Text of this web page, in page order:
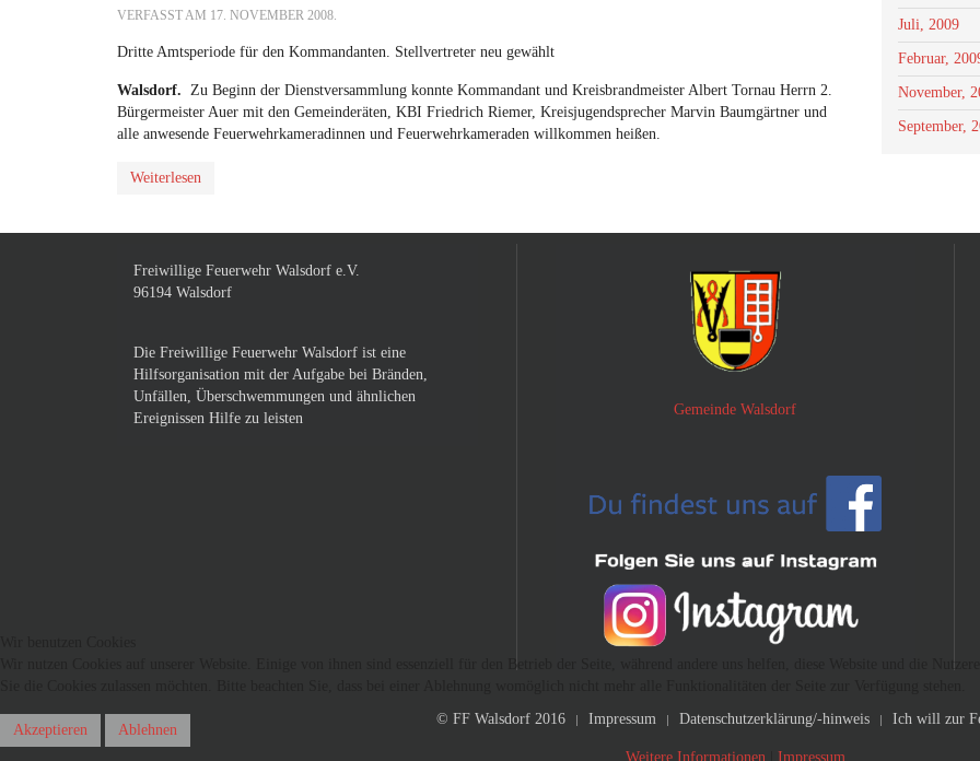
VERFASST AM 17. NOVEMBER 2008.
Dritte Amtsperiode für den Kommandanten. Stellvertreter neu gewählt
Walsdorf. Zu Beginn der Dienstversammlung konnte Kommandant und Kreisbrandmeister Albert Tornau Herrn 2.
Bürgermeister Auer mit den Gemeinderäten, KBI Friedrich Riemer, Kreisjugendsprecher Marvin Baumgärtner und
alle anwesende Feuerwehrkameradinnen und Feuerwehrkameraden willkommen heißen.
Weiterlesen
Juli, 2009
Februar,
November,
September,
Freiwillige Feuerwehr Walsdorf e.V.
96194 Walsdorf
Die Freiwillige Feuerwehr Walsdorf ist eine
Hilfsorganisation mit der Aufgabe bei Bränden,
Unfällen, Überschwemmungen und ähnlichen
Ereignissen Hilfe zu leisten
Gemeinde Walsdorf
© FF Walsdorf 2016 Impressum Datenschutzerklärung/-hinweis Ich will zur
Wir nutzen Cookies auf unserer Website. Einige von ihnen sind essenziell für den Betrieb der Seite, während andere uns helfen, diese Website und die
Akzeptieren
Ablehnen
Weitere Informationen
Impressum